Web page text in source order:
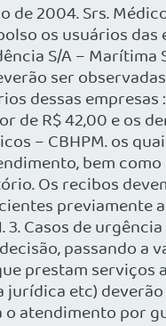
de 2004. Srs.
os usuários das
S/A – Marítima
ser
dessas
de R$ 42,00 e os
– CBHPM. os
bem
Os recibos
previamente
3. Casos de
passando a
prestam
jurídica etc)
atendimento por